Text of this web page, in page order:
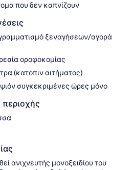
που δεν καπνίζουν
ξεναγήσεων/αγορά
οροφοκομίας
(κατόπιν αιτήματος)
συγκεκριμένες ώρες μόνο
περιοχής
ανιχνευτής μονοξειδίου του